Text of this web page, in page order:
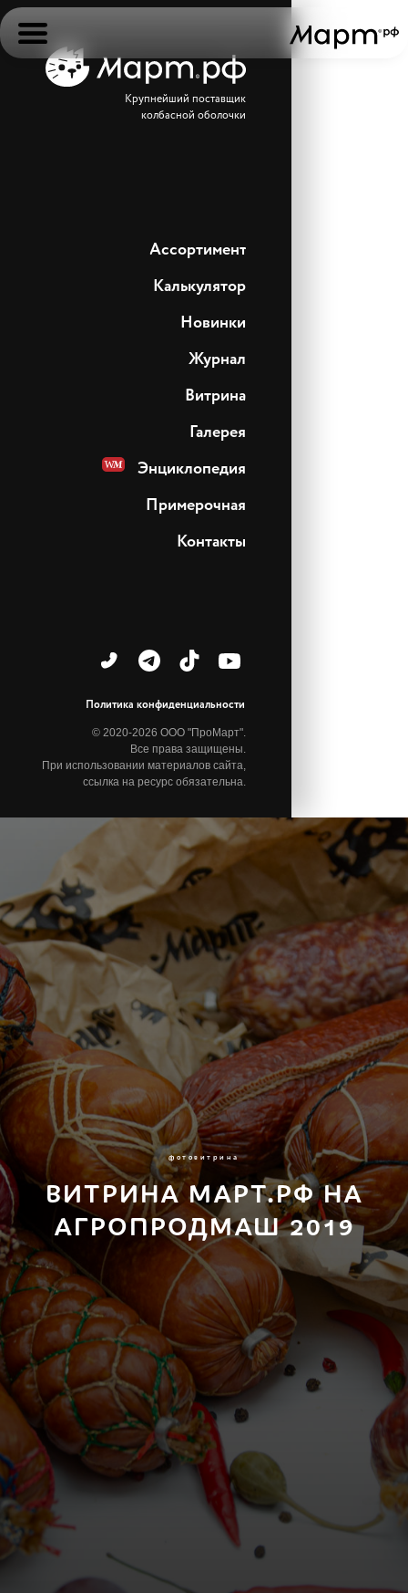
Ассортимент
Новинки
Журнал
Галерея
Витрина
Энциклопедия
Примерочная
Контакты
© 2020-2026 ООО "ПроМарт".
Все права защищены.
При использовании материалов сайта,
ссылка на ресурс обязательна.
Политика конфиденциальности
Крупнейший поставщик
колбасной оболочки
Калькулятор
фотовитрина
ВИТРИНА МАРТ.РФ НА
АГРОПРОДМАШ 2019